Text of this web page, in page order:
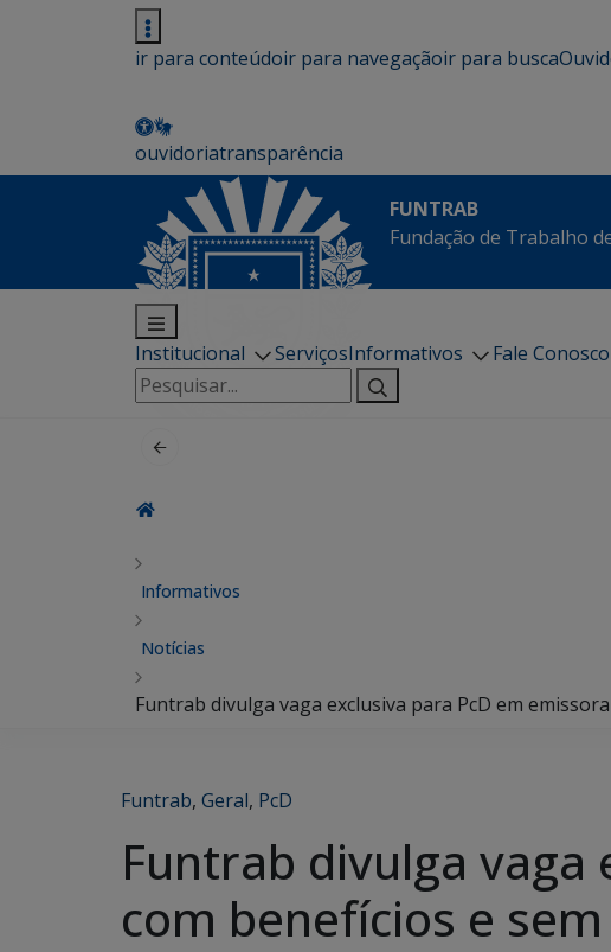
ir para conteúdoir para navegaçãoir para busca
ouvidoriatransparência
FUNTRAB
Fundação de Trabalho
Institucional ServiçosInformativos
Fale Conosco
Pesquisar
por:
Informativos
Notícias
Funtrab divulga vaga exclusiva para PcD em
Funtrab, Geral, PcD
Funtrab divulga vaga
com benefícios e